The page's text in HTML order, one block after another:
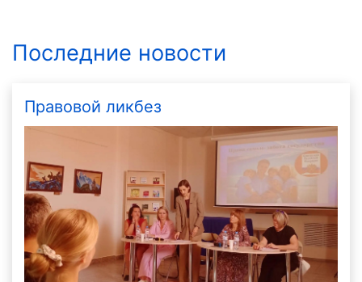
Последние новости
Правовой ликбез